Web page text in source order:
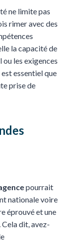
ne limite pas
rimer avec des
la capacité de
les exigences
essentiel que
prise de
pourrait
nationale voire
éprouvé et une
dit, avez-